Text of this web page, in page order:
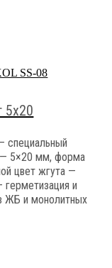
5х20
специальный
— 5×20 мм, форма
цвет жгута —
и
ЖБ и монолитных